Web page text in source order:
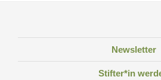
Newsletter
Stifter*in